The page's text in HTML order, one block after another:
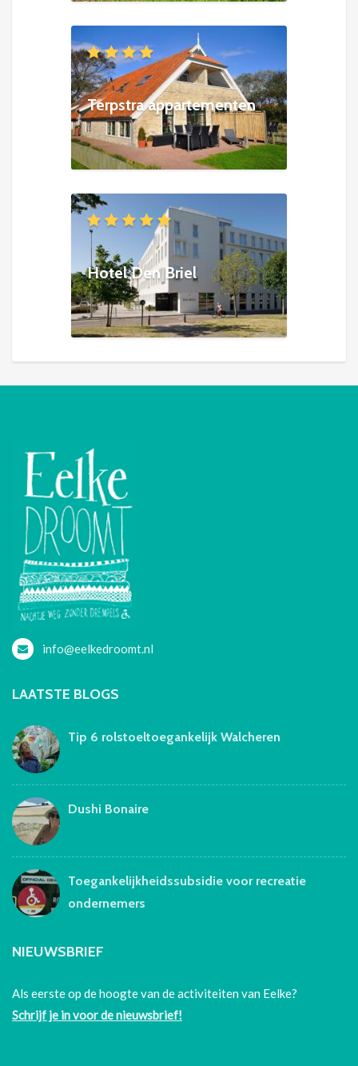
Terpstra appartementen
Hotel Den Briel
info@eelkedroomt.nl
LAATSTE BLOGS
Tip 6 rolstoeltoegankelijk Walcheren
Dushi Bonaire
Toegankelijkheidssubsidie voor recreatie
ondernemers
NIEUWSBRIEF
Als eerste op de hoogte van de activiteiten van Eelke?
Schrijf je in voor de nieuwsbrief!